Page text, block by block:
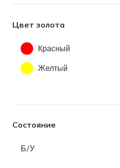
Цвет золота
Красный
Желтый
Состояние
Б/У